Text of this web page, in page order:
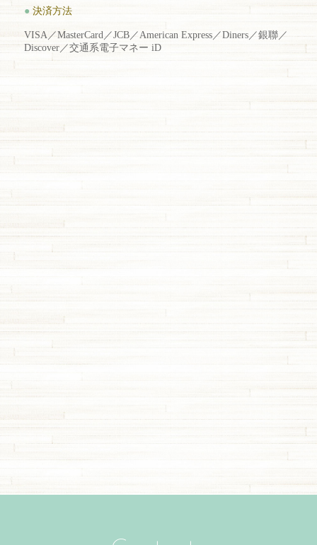
● 決済方法
VISA／MasterCard／JCB／American Express／Diners／銀聯／
Discover／交通系電子マネー iD